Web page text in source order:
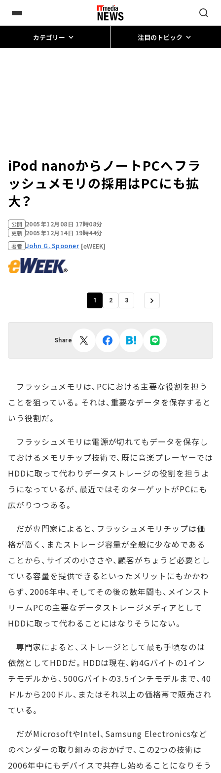
カテゴリー 注目のトピック
iPod nanoからノートPCへ――フラ
ッシュメモリの採用はPCにも拡
大？
公開 2005年12月08日 17時08分
更新 2005年12月14日 19時44分
著者 John G. Spooner [eWEEK]
1 2 3
Share
フラッシュメモリは、PCにおける主要な役割を担う
ことを狙っている。それは、重要なデータを保存すると
いう役割だ。
フラッシュメモリは電源が切れてもデータを保存し
ておけるメモリチップ技術で、既に音楽プレーヤーでは
HDDに取って代わりデータストレージの役割を担うよ
うになっているが、最近ではそのターゲットがPCにも
広がりつつある。
だが専門家によると、フラッシュメモリチップは価
格が高く、またストレージ容量が全般に少なめである
ことから、サイズの小ささや、顧客がちょうど必要とし
ている容量を提供できるといったメリットにもかかわ
らず、2006年中、そしてその後の数年間も、メインスト
リームPCの主要なデータストレージメディアとして
HDDに取って代わることにはなりそうにない。
専門家によると、ストレージとして最も手頃なのは
依然としてHDDだ。HDDは現在、約4Gバイトの1イン
チモデルから、500Gバイトの3.5インチモデルまで、40
ドルから200ドル、またはそれ以上の価格帯で販売され
ている。
だがMicrosoftやIntel、Samsung Electronicsなど
のベンダーの取り組みのおかげで、この2つの技術は
2006年中にもデバイスで共存し始めることになりそう